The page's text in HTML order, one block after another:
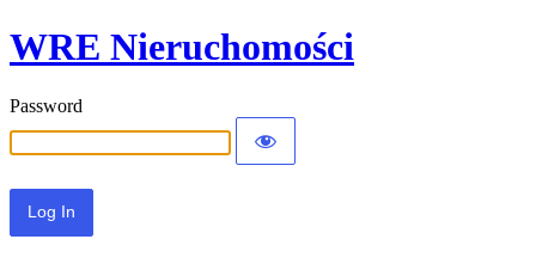
WRE Nieruchomości
Password